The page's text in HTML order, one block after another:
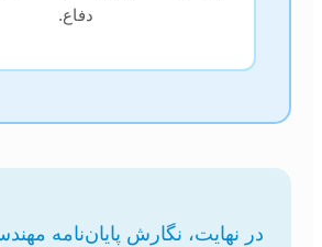
دفاع.
در نهایت، نگارش پایان‌نامه